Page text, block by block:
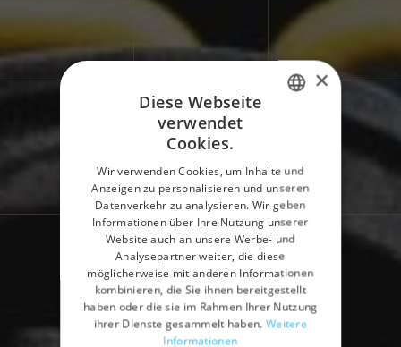
Home Industrien Gießereien
Eisengießereien
SPANISH
GERMAN
×
Diese Webseite
verwendet
Cookies.
Wir verwenden Cookies, um Inhalte und
Anzeigen zu personalisieren und unseren
Datenverkehr zu analysieren. Wir geben
Informationen über Ihre Nutzung unserer
Website auch an unsere Werbe- und
Analysepartner weiter, die diese
möglicherweise mit anderen Informationen
kombinieren, die Sie ihnen bereitgestellt
haben oder die sie im Rahmen Ihrer Nutzung
ihrer Dienste gesammelt haben. Weitere
Informationen